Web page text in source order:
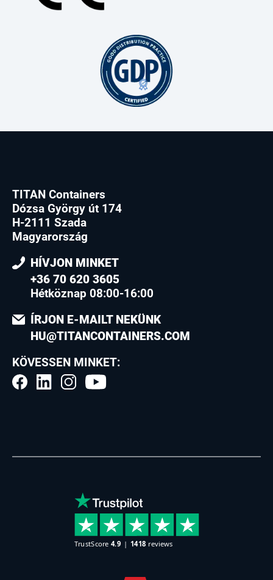
TITAN Containers
Dózsa György út 174
H-2111 Szada
Magyarország
HÍVJON MINKET
+36 70 620 3605
Hétköznap 08:00-16:00
ÍRJON E-MAILT NEKÜNK
HU@TITANCONTAINERS.COM
KÖVESSEN MINKET: